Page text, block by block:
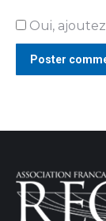
Oui,
Poster